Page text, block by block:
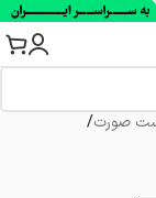
صورت/